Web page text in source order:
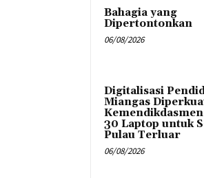
Bahagia yang
Dipertontonkan
06/08/2026
Digitalisasi
Miangas
30 Laptop untuk
Pulau Terluar
06/08/2026